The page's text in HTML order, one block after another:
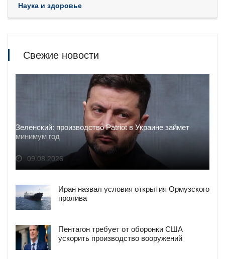
Наука и здоровье
Свежие новости
Зеленский: производство Patriot в Украине займет
минимум год
09.08.2026
Иран назвал условия открытия Ормузского
пролива
Пентагон требует от оборонки США
ускорить производство вооружений